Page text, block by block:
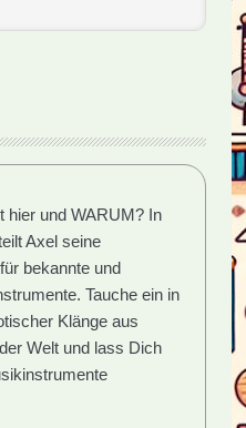
hier und WARUM? In
Axel seine
bekannte und
Tauche ein in
Klänge aus
Welt und lass Dich